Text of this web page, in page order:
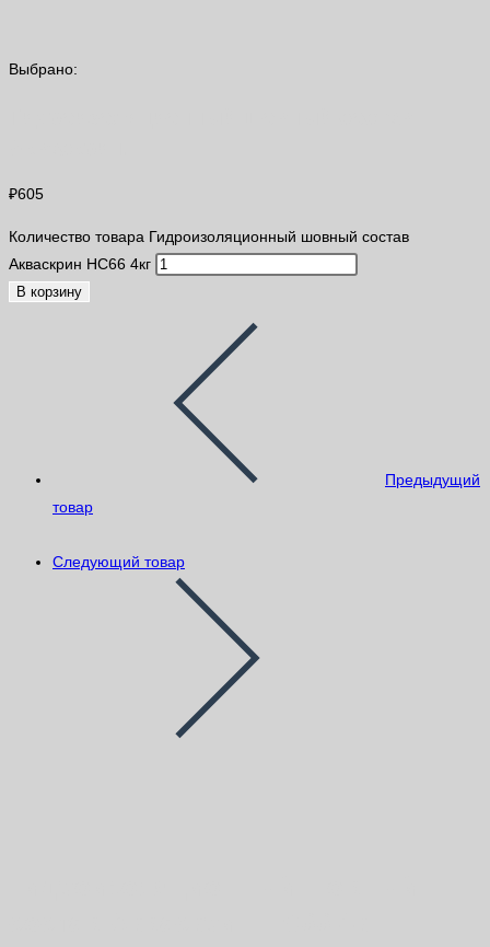
Выбрано:
₽605
Количество товара Гидроизоляционный шовный состав
Акваскрин HC66 4кг
В корзину
Предыдущий
товар
Следующий товар